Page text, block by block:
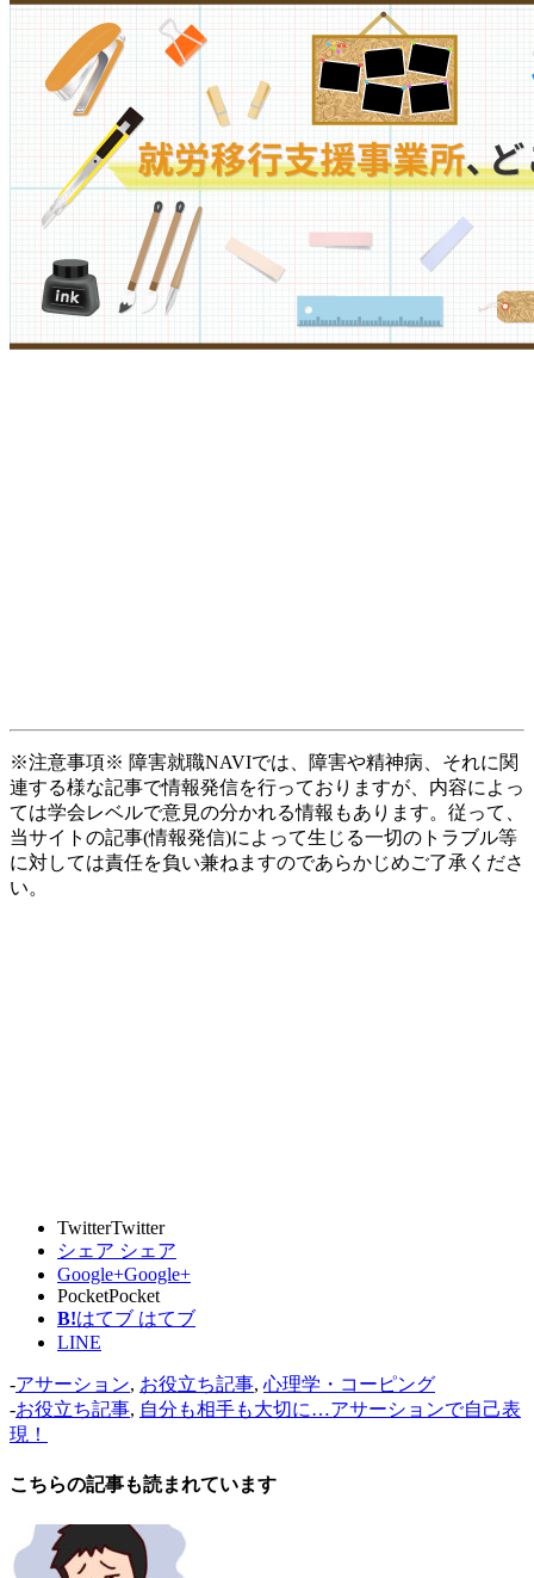
※注意事項※ 障害就職NAVIでは、障害や精神病、それに関
連する様な記事で情報発信を行っておりますが、内容によっ
ては学会レベルで意見の分かれる情報もあります。従って、
当サイトの記事(情報発信)によって生じる一切のトラブル等
に対しては責任を負い兼ねますのであらかじめご了承くださ
い。
TwitterTwitter
シェア シェア
Google+Google+
PocketPocket
B!はてブ はてブ
LINE
-アサーション, お役立ち記事, 心理学・コーピング
-お役立ち記事, 自分も相手も大切に…アサーションで自己表
現！
こちらの記事も読まれています